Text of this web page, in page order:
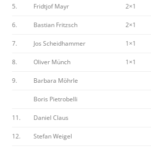
5. Fridtjof Mayr 2×1
6. Bastian Fritzsch 2×1
7. Jos Scheidhammer 1×1
8. Oliver Münch 1×1
9. Barbara Möhrle
Boris Pietrobelli
11. Daniel Claus
12. Stefan Weigel